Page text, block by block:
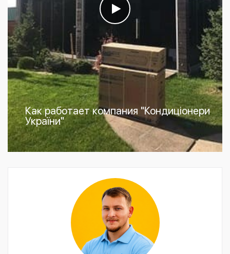
Как работает компания "Кондиціонери
України"